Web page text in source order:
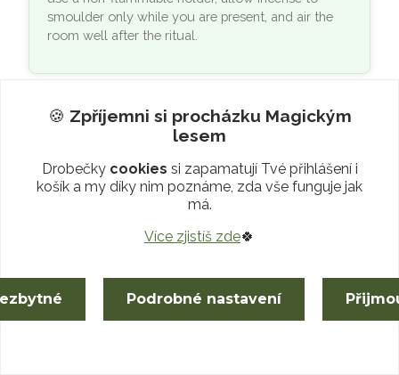
smoulder only while you are present, and air the
room well after the ritual.
Would you like to know
more?
Do you have any questions
, or would you
🍪 Zpříjemni si procházku Magickým
lesem
Drobečky cookies si zapamatují Tvé přihlášení i
košík a my díky nim poznáme, zda vše funguje jak
má.
Více zjistíš zde🍀
Podrobné nastavení